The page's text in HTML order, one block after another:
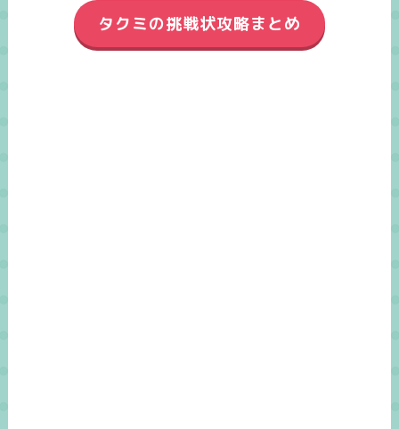
タクミの挑戦状攻略まとめ